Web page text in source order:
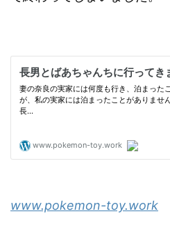
www.pokemon-toy.work